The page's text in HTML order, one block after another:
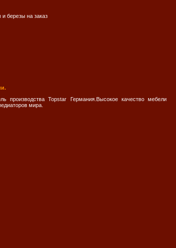
березы на заказ
производства Topstar Германия.Высокое качество мебели
мира.